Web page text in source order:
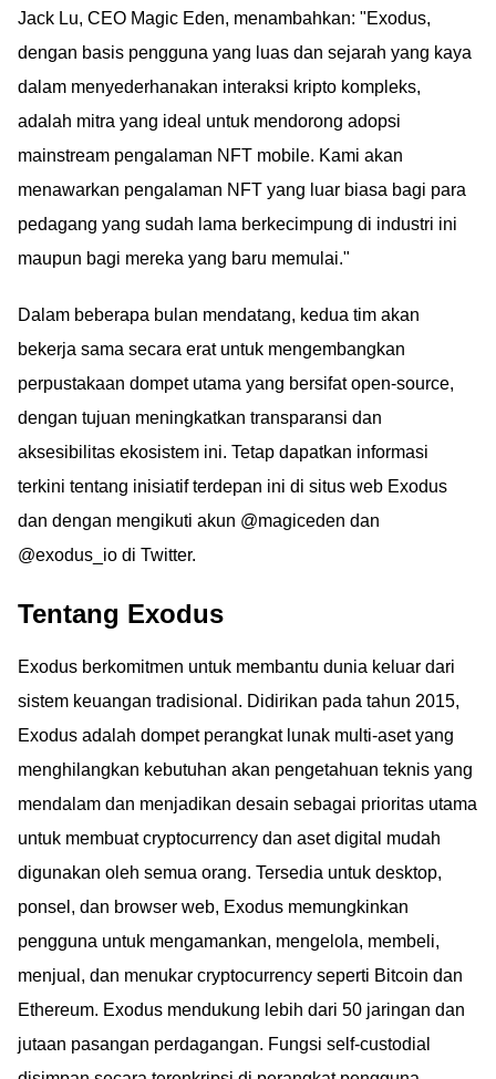
Jack Lu, CEO Magic Eden, menambahkan: "Exodus,
dengan basis pengguna yang luas dan sejarah yang kaya
dalam menyederhanakan interaksi kripto kompleks,
adalah mitra yang ideal untuk mendorong adopsi
mainstream pengalaman NFT mobile. Kami akan
menawarkan pengalaman NFT yang luar biasa bagi para
pedagang yang sudah lama berkecimpung di industri ini
maupun bagi mereka yang baru memulai."
Dalam beberapa bulan mendatang, kedua tim akan
bekerja sama secara erat untuk mengembangkan
perpustakaan dompet utama yang bersifat open-source,
dengan tujuan meningkatkan transparansi dan
aksesibilitas ekosistem ini. Tetap dapatkan informasi
terkini tentang inisiatif terdepan ini di situs web Exodus
dan dengan mengikuti akun @magiceden dan
@exodus_io di Twitter.
Tentang Exodus
Exodus berkomitmen untuk membantu dunia keluar dari
sistem keuangan tradisional. Didirikan pada tahun 2015,
Exodus adalah dompet perangkat lunak multi-aset yang
menghilangkan kebutuhan akan pengetahuan teknis yang
mendalam dan menjadikan desain sebagai prioritas utama
untuk membuat cryptocurrency dan aset digital mudah
digunakan oleh semua orang. Tersedia untuk desktop,
ponsel, dan browser web, Exodus memungkinkan
pengguna untuk mengamankan, mengelola, membeli,
menjual, dan menukar cryptocurrency seperti Bitcoin dan
Ethereum. Exodus mendukung lebih dari 50 jaringan dan
jutaan pasangan perdagangan. Fungsi self-custodial